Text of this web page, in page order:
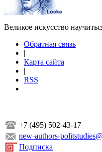
Великое искусство
Обратная связь
|
Карта сайта
|
RSS
+7 (495) 502-43-17
new-authors-
Подписка